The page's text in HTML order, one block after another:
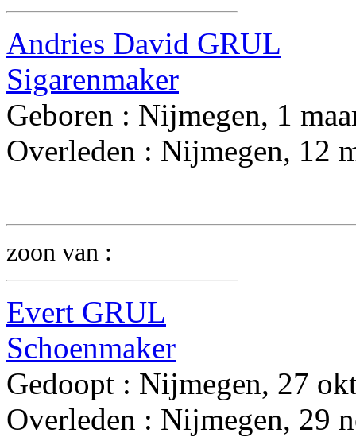
Andries David GRUL
Sigarenmaker
Geboren : Nijmegen, 1
Overleden : Nijmegen, 12
zoon van :
Evert GRUL
Schoenmaker
Gedoopt : Nijmegen, 27
Overleden : Nijmegen, 29